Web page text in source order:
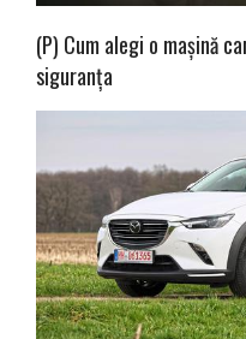
(P) Cum alegi o mașină
siguranța